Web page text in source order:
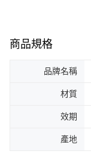
商品規格
品牌名稱
材質
效期
產地